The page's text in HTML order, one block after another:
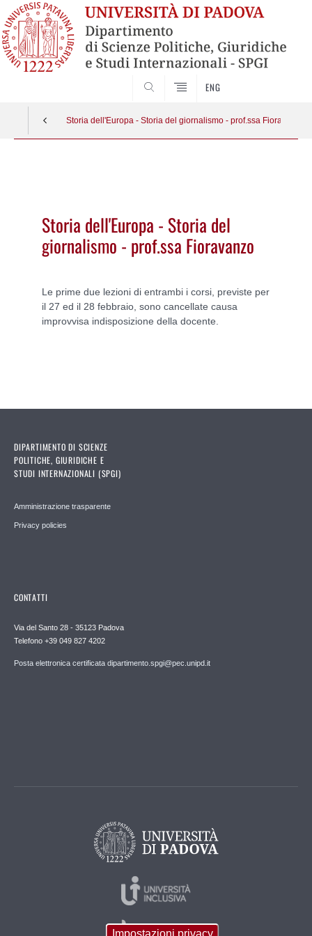
ENG
Storia dell'Europa - Storia del giornalismo - prof.ssa Fioravanzo
Storia dell'Europa - Storia del
giornalismo - prof.ssa Fioravanzo
Le prime due lezioni di entrambi i corsi, previste per
il 27 ed il 28 febbraio, sono cancellate causa
improvvisa indisposizione della docente.
DIPARTIMENTO DI SCIENZE
POLITICHE, GIURIDICHE E
STUDI INTERNAZIONALI (SPGI)
Amministrazione trasparente
Privacy policies
CONTATTI
Via del Santo 28 - 35123 Padova
Telefono +39 049 827 4202
Posta elettronica certificata dipartimento.spgi@pec.unipd.it
Impostazioni privacy